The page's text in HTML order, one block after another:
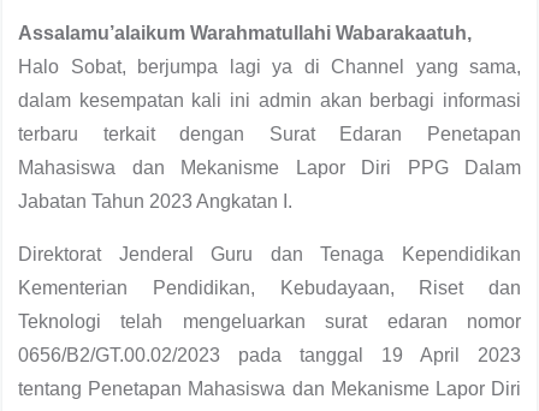
Assalamu’alaikum Warahmatullahi Wabarakaatuh,
Halo Sobat, berjumpa lagi ya di Channel yang sama,
dalam kesempatan kali ini admin akan berbagi informasi
terbaru terkait dengan Surat Edaran Penetapan
Mahasiswa dan Mekanisme Lapor Diri PPG Dalam
Jabatan Tahun 2023 Angkatan I.
Direktorat Jenderal Guru dan Tenaga Kependidikan
Kementerian Pendidikan, Kebudayaan, Riset dan
Teknologi telah mengeluarkan surat edaran nomor
0656/B2/GT.00.02/2023 pada tanggal 19 April 2023
tentang Penetapan Mahasiswa dan Mekanisme Lapor Diri